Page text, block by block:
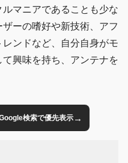
マニアであることも少な
ーの嗜好や新技術、アフ
ンドなど、自分自身がモ
興味を持ち、アンテナを
検索で優先表示→